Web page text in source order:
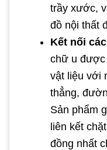
trầy xước,
đồ nội thất
Kết nối
chữ u được
vật liệu với
thẳng,
Sản phẩm
liên kết
đồng nhất